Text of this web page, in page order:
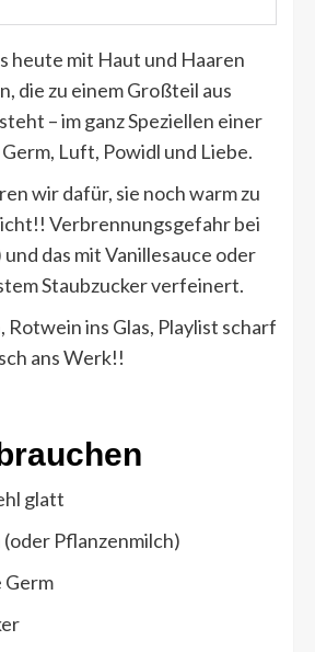
heute mit Haut und Haaren
die zu einem Großteil aus
– im ganz Speziellen einer
Luft, Powidl und Liebe.
wir dafür, sie noch warm zu
Verbrennungsgefahr bei
das mit Vanillesauce oder
Staubzucker verfeinert.
Rotwein ins Glas, Playlist scharf
ans Werk!!
glatt
Pflanzenmilch)
Germ